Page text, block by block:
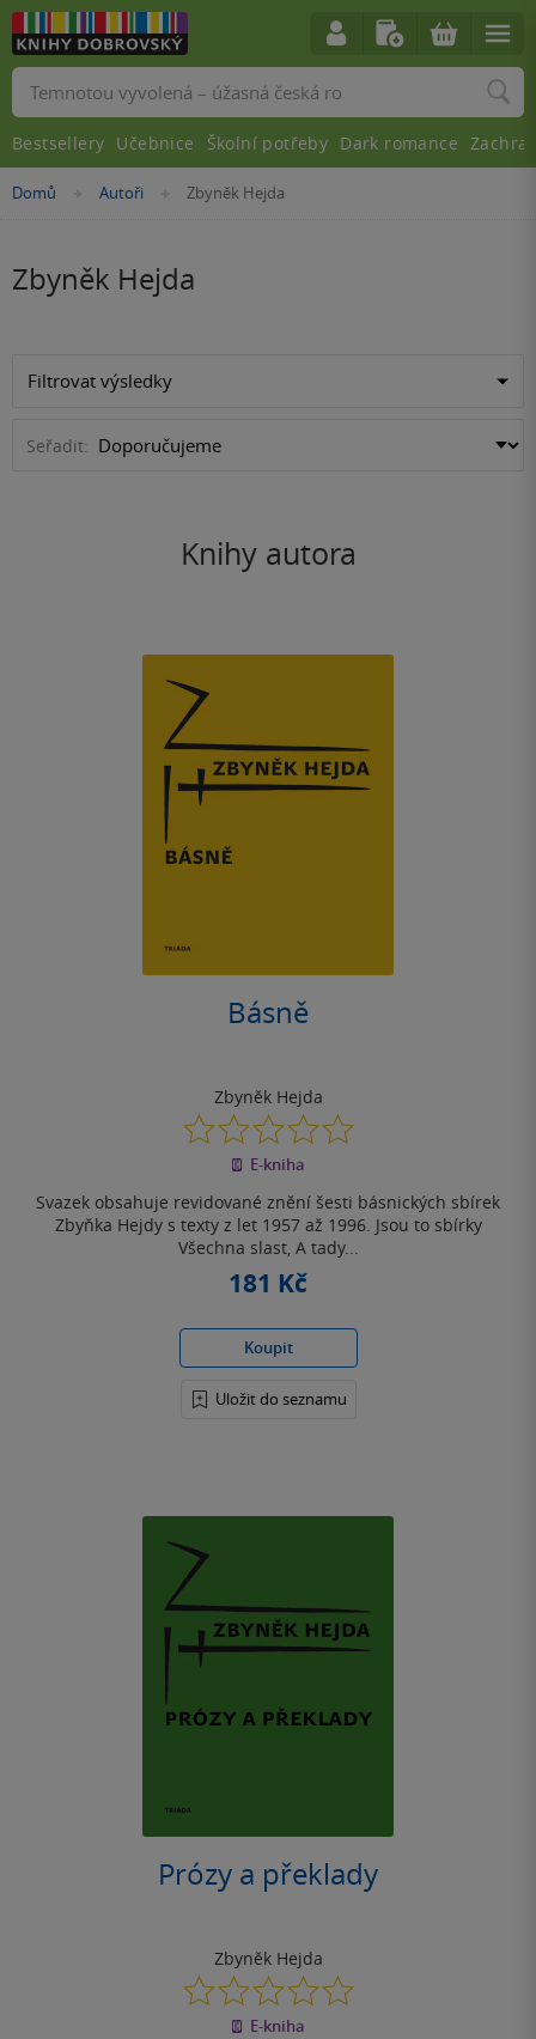
Nacházíte
Domů »Autoři »
Zbyněk Hejda
Zbyněk Hejda
Filtrovat výsledky
Seřadit:
Knihy autora
Básně
Zbyněk Hejda
0.0
z
5
E-kniha
Svazek obsahuje revidované znění šesti básnických sbírek
Zbyňka Hejdy s texty z let 1957 až 1996. Jsou to sbírky
Všechna slast, A tady...
181 Kč
Koupit
Uložit do seznamu
Prózy a překlady
Zbyněk Hejda
0.0
z
5
E-kniha
Vyhledávání
Bestsellery Učebnice Školní potřeby Dark romance